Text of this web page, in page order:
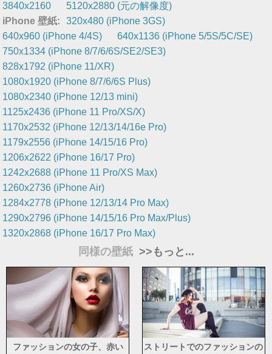
3840x2160
5120x2880 (元の解像度)
iPhone 壁紙:
320x480 (iPhone 3GS)
640x960 (iPhone 4/4S)
640x1136 (iPhone 5/5S/5C/SE)
750x1334 (iPhone 8/7/6/6S/SE2/SE3)
828x1792 (iPhone 11/XR)
1080x1920 (iPhone 8/7/6/6S Plus)
1080x2340 (iPhone 12/13 mini)
1125x2436 (iPhone 11 Pro/XS/X)
1170x2532 (iPhone 12/13/14/16e Pro)
1179x2556 (iPhone 14/15/16 Pro)
1206x2622 (iPhone 16/17 Pro)
1242x2688 (iPhone 11 Pro/XS Max)
1260x2736 (iPhone Air)
1284x2778 (iPhone 12/13/14 Pro Max)
1290x2796 (iPhone 14/15/16 Pro Max/Plus)
1320x2868 (iPhone 16/17 Pro Max)
同様の壁紙 >>もっと...
ファッションの女の子、赤い
ストリートでのファッションの